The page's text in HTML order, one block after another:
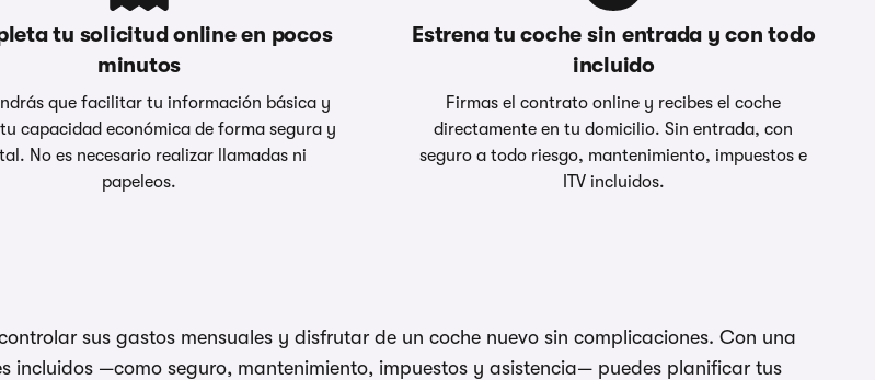
tu solicitud online en pocos
minutos
que facilitar tu información básica y
capacidad económica de forma segura y
No es necesario realizar llamadas ni
papeleos.
Estrena tu coche sin entrada y con todo
incluido
Firmas el contrato online y recibes el coche
directamente en tu domicilio. Sin entrada, con
seguro a todo riesgo, mantenimiento, impuestos e
ITV incluidos.
sus gastos mensuales y disfrutar de un coche nuevo sin complicaciones. Con una
incluidos —como seguro, mantenimiento, impuestos y asistencia— puedes planificar tus